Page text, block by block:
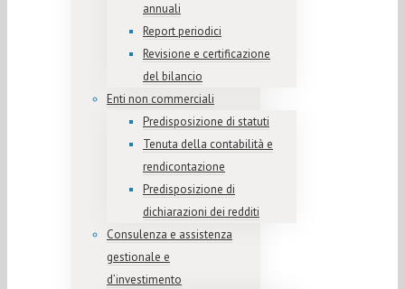
annuali
Report periodici
Revisione e certificazione
del bilancio
Enti non commerciali
Predisposizione di statuti
Tenuta della contabilità e
rendicontazione
Predisposizione di
dichiarazioni dei redditi
Consulenza e assistenza
gestionale e
d’investimento